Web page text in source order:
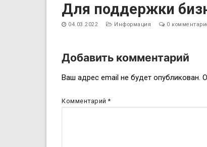
содержимому
Для поддержки
04.03.2022 Информация 0
Навигация
по
Добавить комментарий
Ваш адрес email не будет опубликован.
Комментарий*